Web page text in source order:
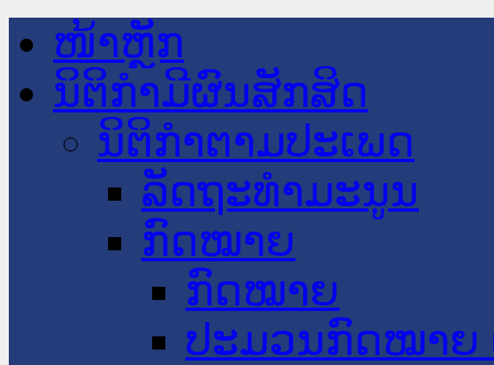
ໜ້າຫຼັກ
ນິຕິກໍາມີຜົນສັກສິດ
ນິຕິກໍາຕາມປະເພດ
ລັດຖະທໍາມະນູນ
ກົດໝາຍ
ກົດໝາຍ
ປະມວນກົດໝາຍ